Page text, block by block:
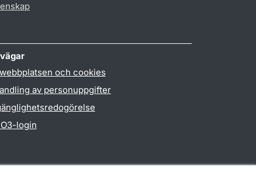
och cookies
av personuppgifter
login